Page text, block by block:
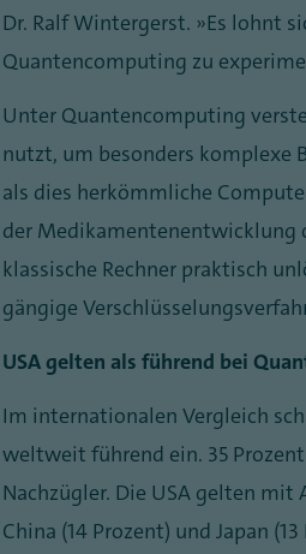
Dr. Ralf Wintergerst. „Es lohnt
Quantencomputing zu
Unter Quantencomputing
nutzt, um besonders komplexe
als dies herkömmliche
der Medikamentenentwicklung
klassische Rechner praktisch
gängige
USA gelten als führend bei
Im internationalen Vergleich
weltweit führend ein. 35
Nachzügler. Die USA gelten
China (14 Prozent) und Japan